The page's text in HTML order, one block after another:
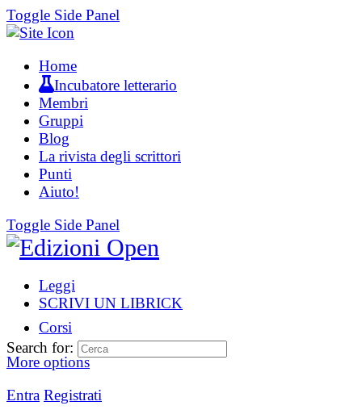
Toggle Side Panel
Home
Incubatore letterario
Membri
Gruppi
Blog
La rivista degli scrittori
Punti
Aiuto!
Toggle Side Panel
Leggi
SCRIVI UN LIBRICK
Corsi
More options
Entra Registrati
Search for: